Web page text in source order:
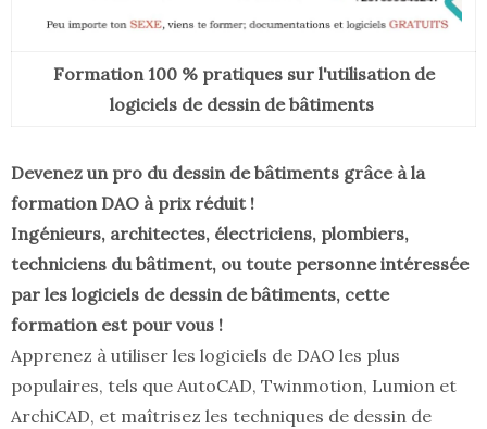
Formation 100 % pratiques sur l'utilisation de
logiciels de dessin de bâtiments
Devenez un pro du dessin de bâtiments grâce à la
formation DAO à prix réduit !
Ingénieurs, architectes, électriciens, plombiers,
techniciens du bâtiment, ou toute personne intéressée
par les logiciels de dessin de bâtiments, cette
formation est pour vous !
Apprenez à utiliser les logiciels de DAO les plus
populaires, tels que AutoCAD, Twinmotion, Lumion et
ArchiCAD, et maîtrisez les techniques de dessin de